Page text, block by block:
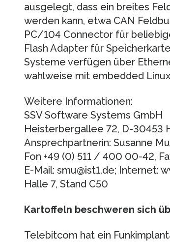
ausgelegt, dass ein breites
werden kann, etwa CAN
PC/104 Connector für
Flash Adapter für
Systeme verfügen über
wahlweise mit embedded
Weitere Informationen:
SSV Software Systems GmbH
Heisterbergallee 72, D-30453
Ansprechpartnerin: Susanne
Fon +49 (0) 511 / 400 00-42,
E-Mail: smu@ist1.de; Internet:
Halle 7, Stand C50
Kartoffeln beschweren sich
Telebitcom hat ein